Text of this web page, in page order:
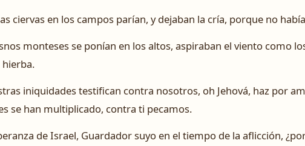
ciervas en los campos parían, y dejaban la cría, porque no
monteses se ponían en los altos, aspiraban el viento como
hierba.
iniquidades testifican contra nosotros, oh Jehová, haz por
se han multiplicado, contra ti pecamos.
de Israel, Guardador suyo en el tiempo de la aflicción,